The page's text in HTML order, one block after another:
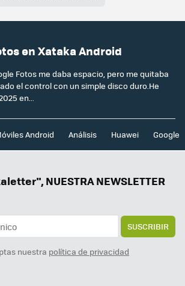
en Xataka Android
Fotos me daba espacio, pero me quitaba
el control con un simple disco duro.He
en...
Android Análisis Huawei Google
NUESTRA NEWSLETTER
SUSCRIBIR
nuestra política de privacidad